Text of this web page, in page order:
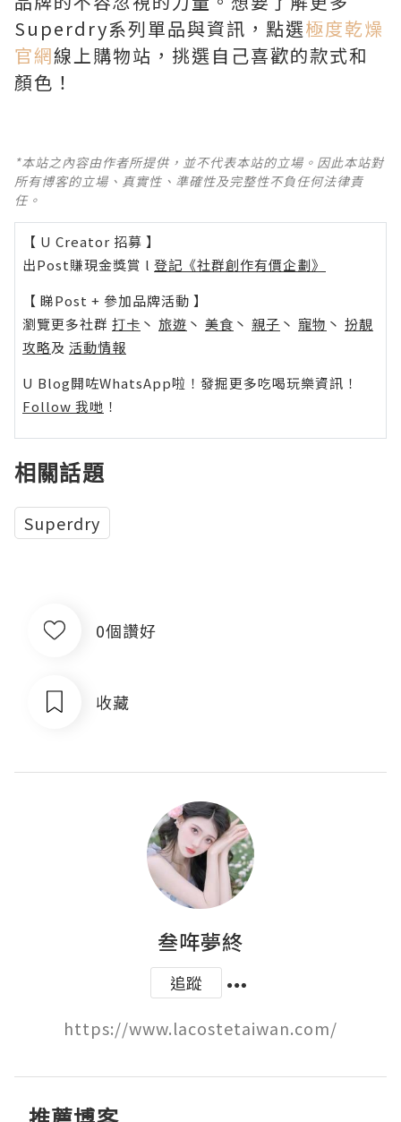
Superdry系列單品與資訊，點選極度乾燥
官網線上購物站，挑選自己喜歡的款式和
顏色！
*本站之內容由作者所提供，並不代表本站的立場。因此本站對
所有博客的立場、真實性、準確性及完整性不負任何法律責
任。
【 U Creator 招募 】
出Post賺現金獎賞 l 登記《社群創作有價企劃》
【 睇Post + 參加品牌活動 】
瀏覽更多社群 打卡 丶 旅遊 丶 美食 丶 親子 丶 寵物 丶 扮靚
攻略及 活動情報
U Blog開咗WhatsApp啦！發掘更多吃喝玩樂資訊！
Follow 我哋 ！
相關話題
Superdry
0個讚好
收藏
叁哖夢終
追蹤
https://www.lacostetaiwan.com/